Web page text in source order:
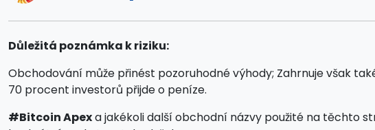
Důležitá poznámka k riziku:
Obchodování může přinést pozoruhodné výhody; Zahrnuje však
70 procent investorů přijde o peníze.
#Bitcoin Apexa jakékoli další obchodní názvy použité na těchto